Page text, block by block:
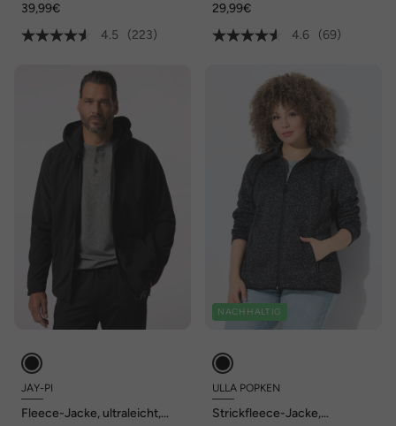
bis 10 XL
39,99€
4.5
(223)
29,99€
4.6
(69)
JAY-PI
Fleece-Jacke, ultraleicht,
NACHHALTIG
ULLA POPKEN
Strickfleece-Jacke,